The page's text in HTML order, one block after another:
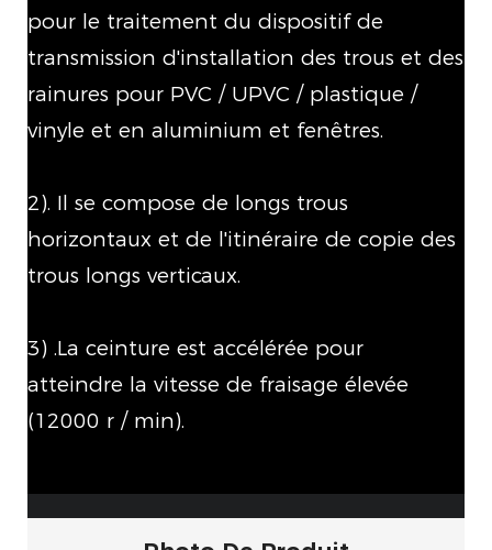
pour le traitement du dispositif de
transmission d'installation des trous et des
rainures pour PVC / UPVC / plastique /
vinyle et en aluminium et fenêtres.
2). Il se compose de longs trous
horizontaux et de l'itinéraire de copie des
trous longs verticaux.
3) .La ceinture est accélérée pour
atteindre la vitesse de fraisage élevée
(12000 r / min).